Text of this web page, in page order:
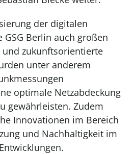
der digitalen
Berlin auch großen
zukunftsorientierte
unter anderem
optimale Netzabdeckung
gewährleisten. Zudem
Innovationen im Bereich
und Nachhaltigkeit im